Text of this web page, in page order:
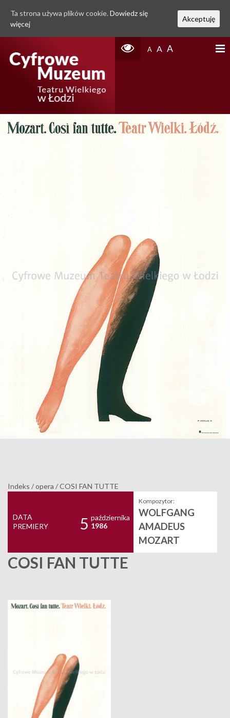
A A A
Indeks /opera /COSI FAN TUTTE
DATA
PREMIERY
5 października
1986
Kompozytor:
WOLFGANG
AMADEUS
MOZART
COSI FAN TUTTE
Ta strona używa plików cookie. Dowiedz się
więcej
Akceptuję